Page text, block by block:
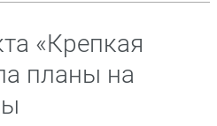
«Крепкая
планы на